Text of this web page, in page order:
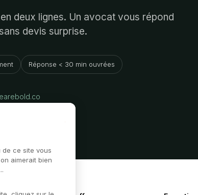
deux lignes. Un avocat vous répond
devis surprise.
Réponse < 30 min ouvrées